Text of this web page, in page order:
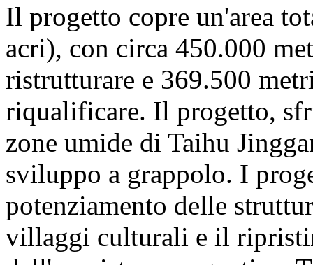
Il progetto copre un'area
acri), con circa 450.000
ristrutturare e 369.500
riqualificare. Il progetto,
zone umide di Taihu
sviluppo a grappolo. I
potenziamento delle
villaggi culturali e il